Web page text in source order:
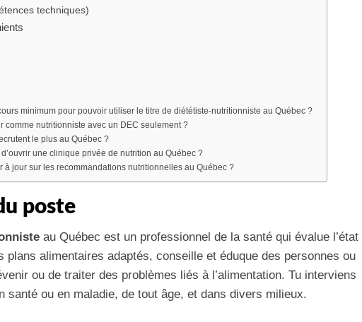
techniques)
minimum pour pouvoir utiliser le titre de diététiste‑nutritionniste au Québec ?
comme nutritionniste avec un DEC seulement ?
le plus au Québec ?
d’ouvrir une clinique privée de nutrition au Québec ?
à jour sur les recommandations nutritionnelles au Québec ?
poste
au Québec est un professionnel de la santé qui évalue l’état
plans alimentaires adaptés, conseille et éduque des personnes ou
ou de traiter des problèmes liés à l’alimentation. Tu interviens
santé ou en maladie, de tout âge, et dans divers milieux.